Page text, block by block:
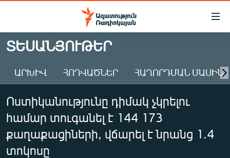
Մատչելիության
Անցնել
հիմնական
Անցնել
հիմնական
մենյուին
Որոնում
ԱԶԱՏՈՒԹՅՈՒՆ TV
ՀԱՅԱՍՏԱՆ
ԸՆՏՐՈՒԹՅՈՒՆՆԵՐ 2026
ԻՐԱՎՈՒՆՔ
ՀԱՍԱՐԱԿՈՒԹՅՈՒՆ
ՏԵՍԱՆՅՈՒԹԵՐ
ԱՐԽԻՎ ՀՈԴՎԱԾՆԵՐ ՀԱՂՈՐԴՄԱՆ ՄԱՍԻՆ
Ոստիկանությունը դիմակ չկրելու
համար տուգանել է 144 173
քաղաքացիների, վճարել է նրանց 1.4
տոկոսը